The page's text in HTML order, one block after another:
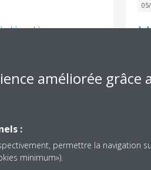
(Daikin MEA) a reçu le
Choice Award.améliorée grâce
:
permettre la navigation
minimum»).